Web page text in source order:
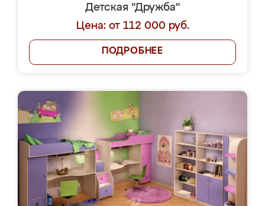
Детская "Дружба"
Цена: от 112 000 руб.
ПОДРОБНЕЕ